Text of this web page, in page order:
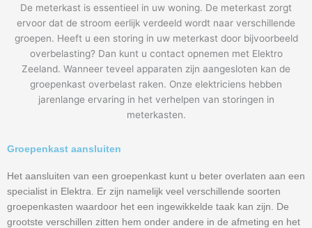
De meterkast is essentieel in uw woning. De meterkast zorgt
ervoor dat de stroom eerlijk verdeeld wordt naar verschillende
groepen. Heeft u een storing in uw meterkast door bijvoorbeeld
overbelasting? Dan kunt u contact opnemen met Elektro
Zeeland. Wanneer teveel apparaten zijn aangesloten kan de
groepenkast overbelast raken. Onze elektriciens hebben
jarenlange ervaring in het verhelpen van storingen in
meterkasten.
Groepenkast aansluiten
Het aansluiten van een groepenkast kunt u beter overlaten aan een
specialist in Elektra. Er zijn namelijk veel verschillende soorten
groepenkasten waardoor het een ingewikkelde taak kan zijn. De
grootste verschillen zitten hem onder andere in de afmeting en het